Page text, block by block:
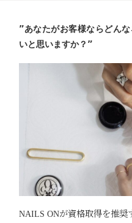
”あなたがお客様ならどん
いと思いますか？”
NAILS ONが資格取得を推奨